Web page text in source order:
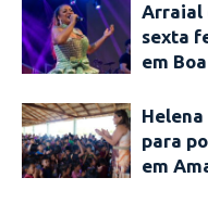
Arraial
sexta
em
para
em